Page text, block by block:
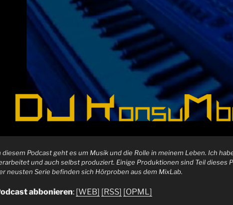
diesem Podcast geht es um Musik und die Rolle in meinem Leben. Ich
und auch selbst produziert. Einige Produktionen sind Teil dieses
neusten Serie befinden sich Hörproben aus dem MixLab.
abbonieren: [WEB] [RSS] [OPML]